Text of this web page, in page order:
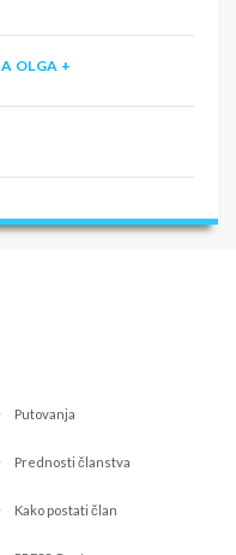
OLGA +
Putovanja
Prednosti članstva
Kako postati član